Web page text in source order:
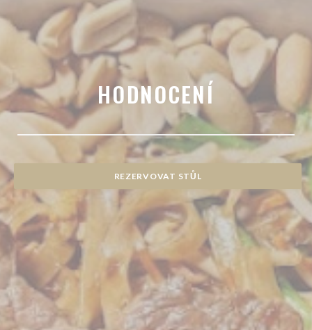
HODNOCENÍ
REZERVOVAT STŮL